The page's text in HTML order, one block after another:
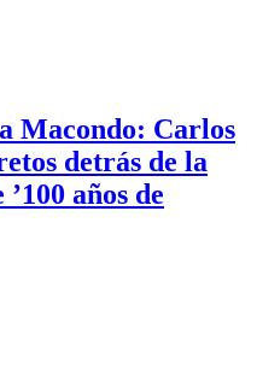
Macondo: Carlos
detrás de la
años de